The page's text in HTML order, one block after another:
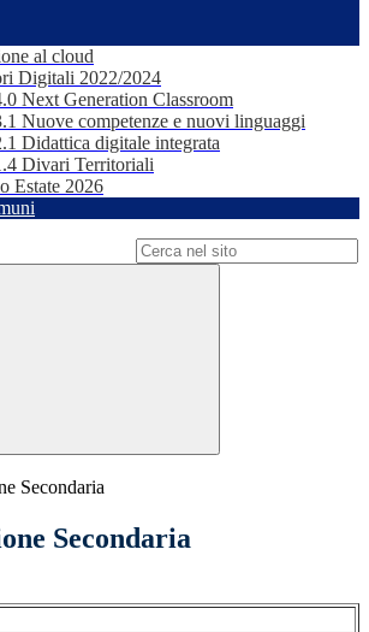
al cloud
Digitali 2022/2024
Next Generation Classroom
Nuove competenze e nuovi linguaggi
Didattica digitale integrata
Divari Territoriali
Estate 2026
Secondaria
Secondaria